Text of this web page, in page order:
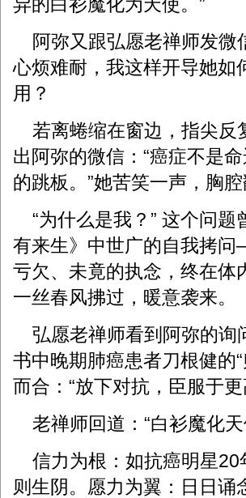
阿弥又跟弘愿老禅师发微
心烦难耐，我这样开导她如
用？
若离蜷缩在窗边，指尖反
出阿弥的微信：“癌症不是
的跳板。”她苦笑一声，胸
“为什么是我？” 这个问题
有来生》中世广的自我拷
亏欠、未竟的执念，终在体
一丝春风拂过，暖意袭来。
弘愿老禅师看到阿弥的询
书中晚期肺癌患者刀根健的
而合：“放下对抗，臣服于
老禅师回道：“白衫魔化
信力为根：如抗癌明星20
则生阴。愿力为翼：日日诵